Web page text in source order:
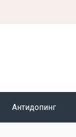
Антидопинг